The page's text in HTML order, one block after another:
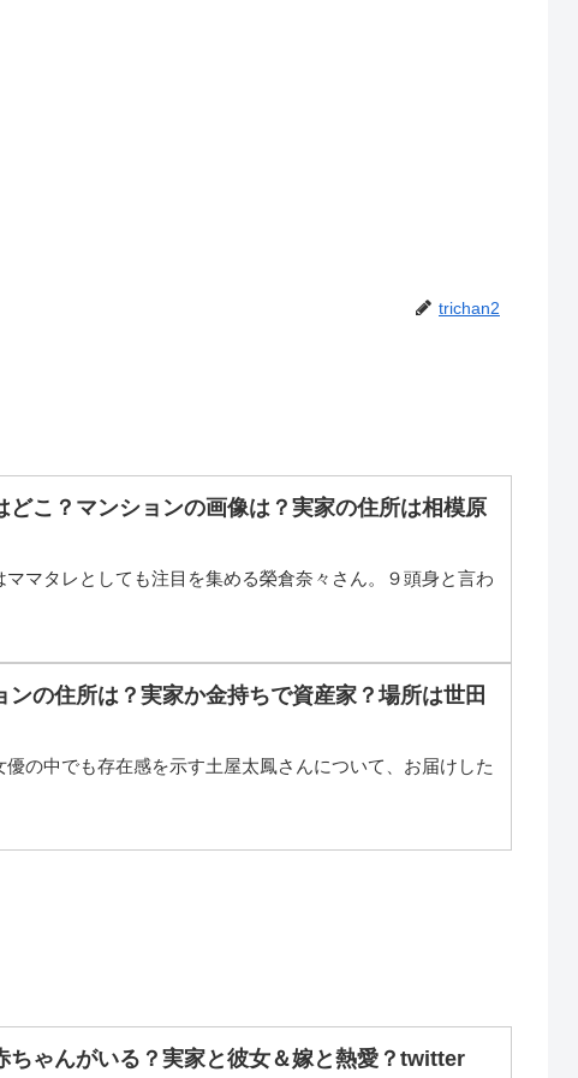
trichan2
どこ？マンションの画像は？実家の住所は相模原
マタレとしても注目を集める榮倉奈々さん。９頭身と言わ
ンの住所は？実家か金持ちで資産家？場所は世田
の中でも存在感を示す土屋太鳳さんについて、お届けした
ちゃんがいる？実家と彼女＆嫁と熱愛？twitter